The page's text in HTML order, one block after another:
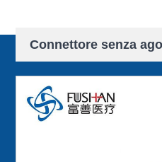
Connettore senza ago